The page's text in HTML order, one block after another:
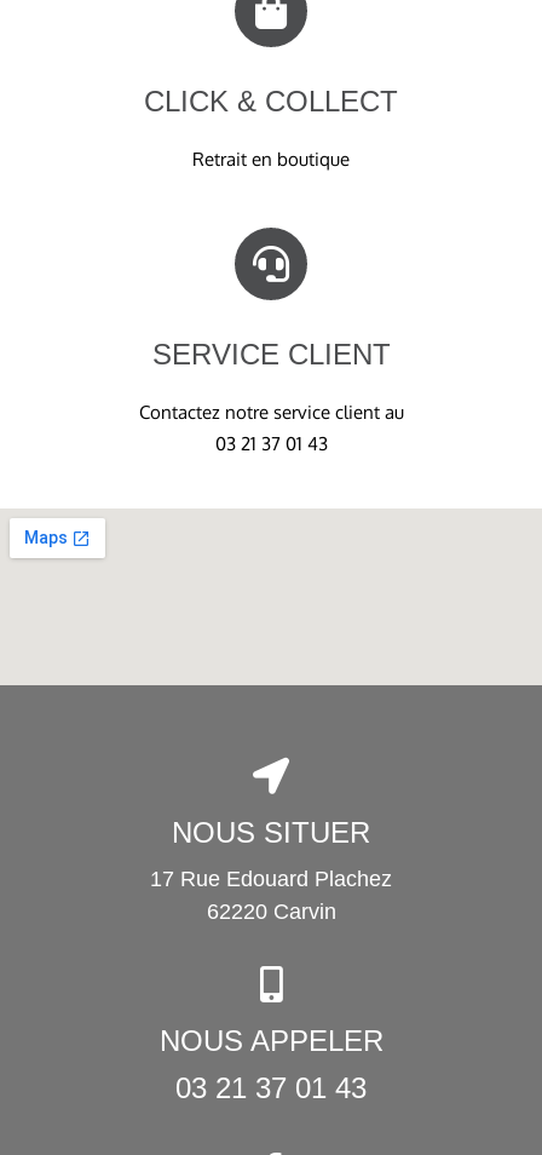
CLICK & COLLECT
Retrait en boutique
SERVICE CLIENT
Contactez notre service client au
03 21 37 01 43
NOUS SITUER
17 Rue Edouard Plachez
62220 Carvin
NOUS APPELER
03 21 37 01 43